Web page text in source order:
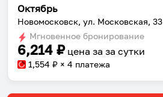
Октябрь
Новомосковск, ул. Московская, 33
Мгновенное бронирование
6,214 ₽ цена за за сутки
1,554 ₽ × 4 платежа